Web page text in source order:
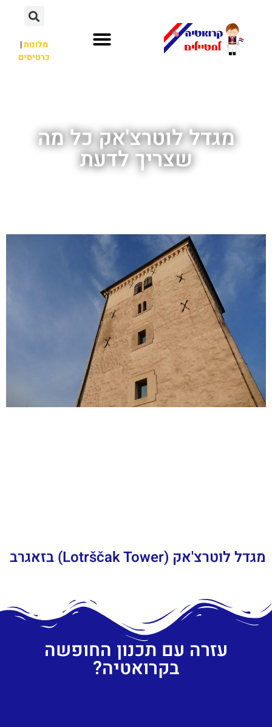
מלונות|
כרטיסים
מגדל לוטרצ'אק כל מה
שצריך לדעת
מגדל לוטרצ'אק (Lotrščak Tower) בזאגרב
עזרה עם תכנון החופשה
בקרואטיה?